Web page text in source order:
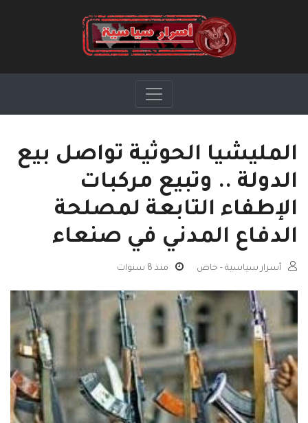
المليشيا الحوثية تواصل بيع
الدولة .. وتبيع مركبات
الإطفاء التابعة لمصلحة
الدفاع المدني في صنعاء
أسرار سياسية - خاص منذ 8 سنوات